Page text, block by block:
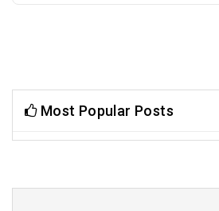
Most Popular Posts